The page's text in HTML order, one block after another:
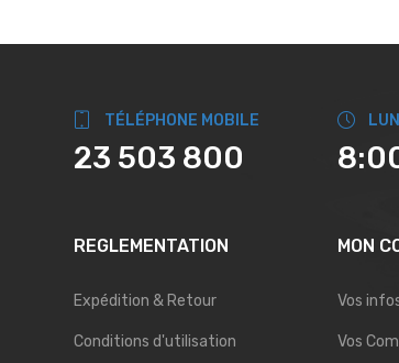
TÉLÉPHONE MOBILE
23 503 800
REGLEMENTATION
Expédition & Retour
Conditions d'utilisation
MON
Vos
Vos